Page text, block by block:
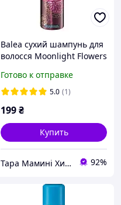
Balea сухий шампунь для
волосся Moonlight Flowers
Готово к отправке
5.0 (1)
199₴
Купить
Тара Мамині Хитрощі 92%